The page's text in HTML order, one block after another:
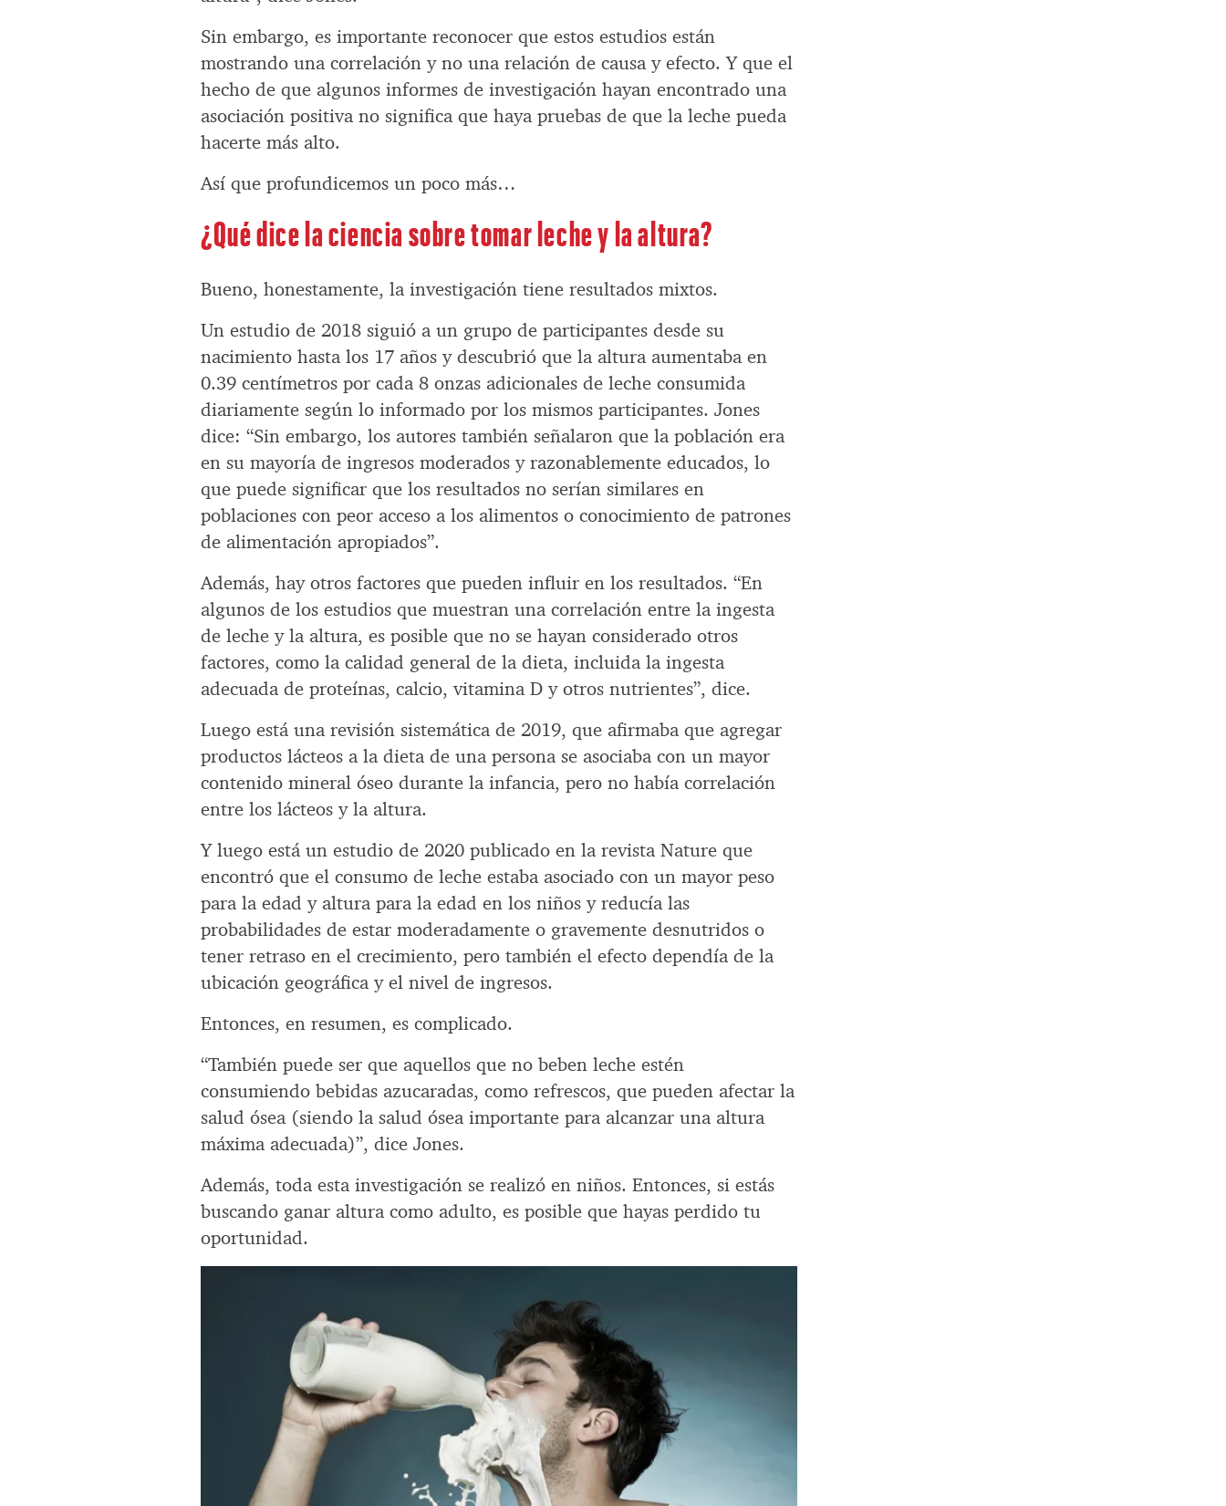
Sin embargo, es importante reconocer que estos estudios están
mostrando una correlación y no una relación de causa y efecto. Y que el
hecho de que algunos informes de investigación hayan encontrado una
asociación positiva no significa que haya pruebas de que la leche pueda
hacerte más alto.
Así que profundicemos un poco más…
¿Qué dice la ciencia sobre tomar leche y la altura?
Bueno, honestamente, la investigación tiene resultados mixtos.
Un estudio de 2018 siguió a un grupo de participantes desde su
nacimiento hasta los 17 años y descubrió que la altura aumentaba en
0.39 centímetros por cada 8 onzas adicionales de leche consumida
diariamente según lo informado por los mismos participantes. Jones
dice: “Sin embargo, los autores también señalaron que la población era
en su mayoría de ingresos moderados y razonablemente educados, lo
que puede significar que los resultados no serían similares en
poblaciones con peor acceso a los alimentos o conocimiento de patrones
de alimentación apropiados”.
Además, hay otros factores que pueden influir en los resultados. “En
algunos de los estudios que muestran una correlación entre la ingesta
de leche y la altura, es posible que no se hayan considerado otros
factores, como la calidad general de la dieta, incluida la ingesta
adecuada de proteínas, calcio, vitamina D y otros nutrientes”, dice.
Luego está una revisión sistemática de 2019, que afirmaba que agregar
productos lácteos a la dieta de una persona se asociaba con un mayor
contenido mineral óseo durante la infancia, pero no había correlación
entre los lácteos y la altura.
Y luego está un estudio de 2020 publicado en la revista Nature que
encontró que el consumo de leche estaba asociado con un mayor peso
para la edad y altura para la edad en los niños y reducía las
probabilidades de estar moderadamente o gravemente desnutridos o
tener retraso en el crecimiento, pero también el efecto dependía de la
ubicación geográfica y el nivel de ingresos.
Entonces, en resumen, es complicado.
“También puede ser que aquellos que no beben leche estén
consumiendo bebidas azucaradas, como refrescos, que pueden afectar la
salud ósea (siendo la salud ósea importante para alcanzar una altura
máxima adecuada)”, dice Jones.
Además, toda esta investigación se realizó en niños. Entonces, si estás
buscando ganar altura como adulto, es posible que hayas perdido tu
oportunidad.